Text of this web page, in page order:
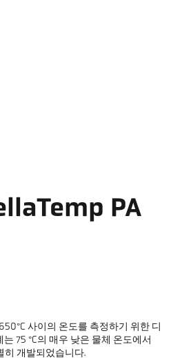
PA
사이의 온도를 측정하기 위한 디
75 °C의 매우 낮은 물체 온도에서
히 개발되었습니다.